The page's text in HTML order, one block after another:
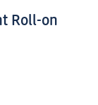
Roll-on